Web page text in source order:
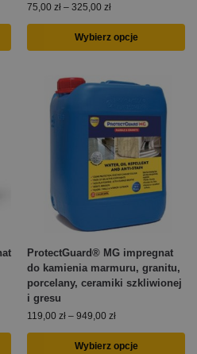
75,00 zł – 325,00 zł
Wybierz opcje
ProtectGuard® MG impregnat
do kamienia marmuru, granitu,
porcelany, ceramiki szkliwionej
i gresu
119,00 zł – 949,00 zł
Wybierz opcje